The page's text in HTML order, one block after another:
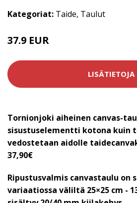
Kategoriat: Taide, Taulut
37.9 EUR
LISÄTIETOJA
Tornionjoki aiheinen canvas-
sisustuselementti kotona kuin
vedostetaan aidolle
37,90€
Ripustusvalmis canvastaulu on
variaatiossa väliltä 25×25 cm -